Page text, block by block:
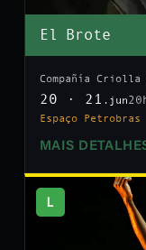
El Brote
Compañía
20 · 21 .jun
Espaço Petrobras
MAIS
L